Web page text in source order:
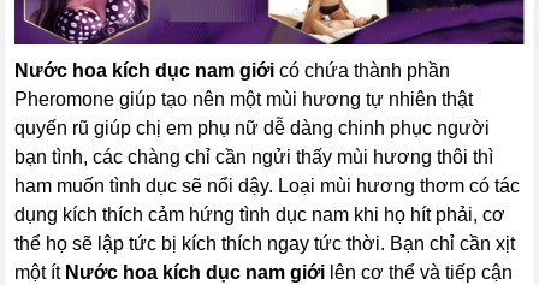
Nước hoa kích dục nam giới có chứa thành phần
Pheromone giúp tạo nên một mùi hương tự nhiên thật
quyến rũ giúp chị em phụ nữ dễ dàng chinh phục người
bạn tình, các chàng chỉ cần ngửi thấy mùi hương thôi thì
ham muốn tình dục sẽ nổi dậy. Loại mùi hương thơm có tác
dụng kích thích cảm hứng tình dục nam khi họ hít phải, cơ
thể họ sẽ lập tức bị kích thích ngay tức thời. Bạn chỉ cần xịt
một ít Nước hoa kích dục nam giới lên cơ thể và tiếp cận